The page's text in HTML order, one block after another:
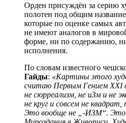
Орден присуждён за серию
полотен под общим
которые по оценке самых
не имеют аналогов в
форме, ни по содержанию,
исполнения.
По словам известного
Гайды: «Картины этого
считаю Первым Гением XXI
не сюрреализм, не иЗм и не
не круг и совсем не
Это вообще не „-ИЗМ“.